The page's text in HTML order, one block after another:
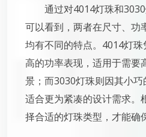
通过对4014灯珠和
可以看到，两者在尺寸、功
均有不同的特点。4014灯
高的功率表现，适用于需要
景；而3030灯珠则因其小巧
适合更为紧凑的设计需求。
择合适的灯珠类型，才能确